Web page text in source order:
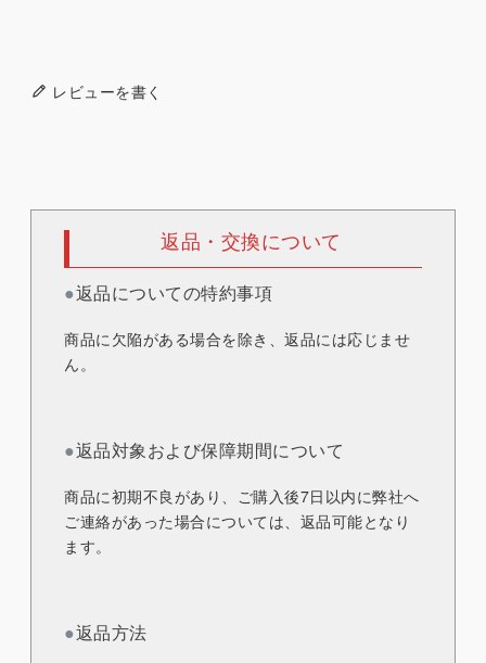
レビューを書く
返品・交換について
●返品についての特約事項
商品に欠陥がある場合を除き、返品には応じませ
ん。
●返品対象および保障期間について
商品に初期不良があり、ご購入後7日以内に弊社へ
ご連絡があった場合については、返品可能となり
ます。
●返品方法